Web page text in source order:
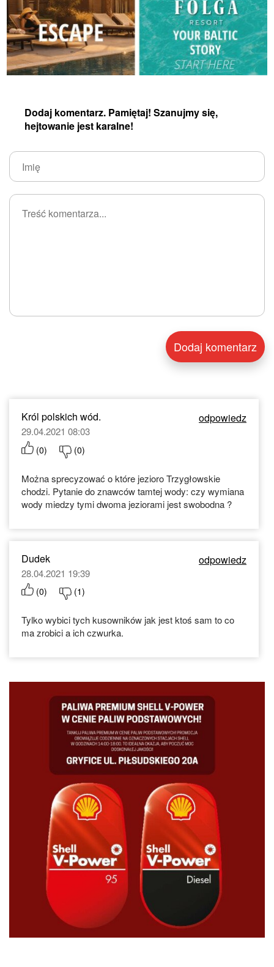
Dodaj komentarz. Pamiętaj! Szanujmy się,
hejtowanie jest karalne!
Król polskich wód. odpowiedz
29.04.2021 08:03
(0) (0)
Można sprecyzować o które jezioro Trzygłowskie
chodzi. Pytanie do znawców tamtej wody: czy wymiana
wody miedzy tymi dwoma jeziorami jest swobodna ?
Dudek odpowiedz
28.04.2021 19:39
(0) (1)
Tylko wybici tych kusowników jak jest ktoś sam to co
ma zrobici a ich czwurka.